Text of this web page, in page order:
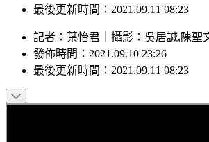
發佈時間：2021.09.10 23:26
記者：葉怡君｜ 攝影：吳居諴,陳聖文
發佈時間：2021.09.10 23:26